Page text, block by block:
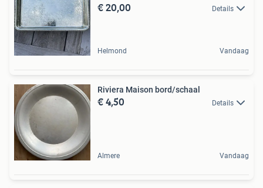
€ 20,00 Details
Helmond Vandaag
Riviera Maison bord/schaal
€ 4,50 Details
Almere Vandaag